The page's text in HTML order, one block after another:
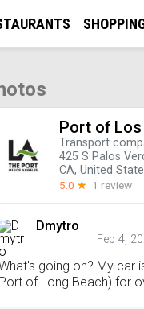
Port of
Transport
425 S Palos
CA, United
5.0 ☆ 1 review
Dmytro
Feb 4,
going on? My car
Port of Long Beach) for